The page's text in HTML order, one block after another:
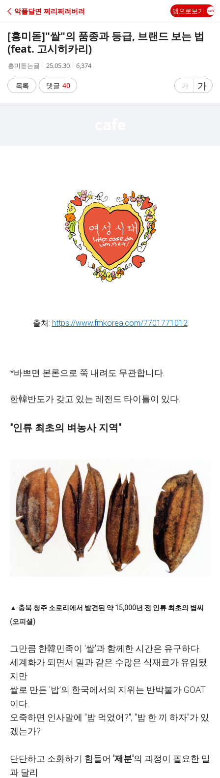
C
A
악플달면 쩌리쩌려버려 앱으로보기
[흥미돋]"쌀"의 품종과 등급, 브랜드 보는 법
(feat. 고시히카리)
작
자
흥미돋는글
작
시
간
25.05.30
조
수
6,374
목록 댓글 40
글
가
글
자
가
출처: https://www.fmkorea.com/7701771012
*바쁘면 본론으로 쭉 내려도 무관합니다.
한韓반도가 갖고 있는 레전드 타이틀이 있다.
"인류 최초의 벼농사 지역"
▲ 충북 청주 소로리에서 발견된 약 15,000년 전 인류 최초의 볍씨
(오피셜)
그만큼 한韓민족이 '쌀'과 함께한 시간은 유구하다.
세계화가 되면서 밀과 같은 수많은 식재료가 유입됐
지만
쌀로 만든 '밥'의 한국에서의 지위는 반박불가 GOAT
이다.
오죽하면 인사말에 "밥 먹었어?", "밥 한 끼 하자"가 있
겠는가?
단단하고 소화하기 힘들어 '제분'의 과정이 필요한 밀
과 달리